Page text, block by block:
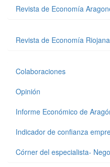
Revista de Economía
Revista de Economía Riojana
Colaboraciones
Opinión
Informe Económico de
Indicador de confianza
Córner del especialista-